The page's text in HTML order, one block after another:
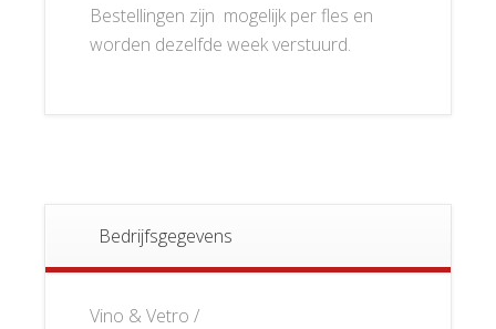
Bestellingen zijn mogelijk per fles en
worden dezelfde week verstuurd.
Bedrijfsgegevens
Vino & Vetro /